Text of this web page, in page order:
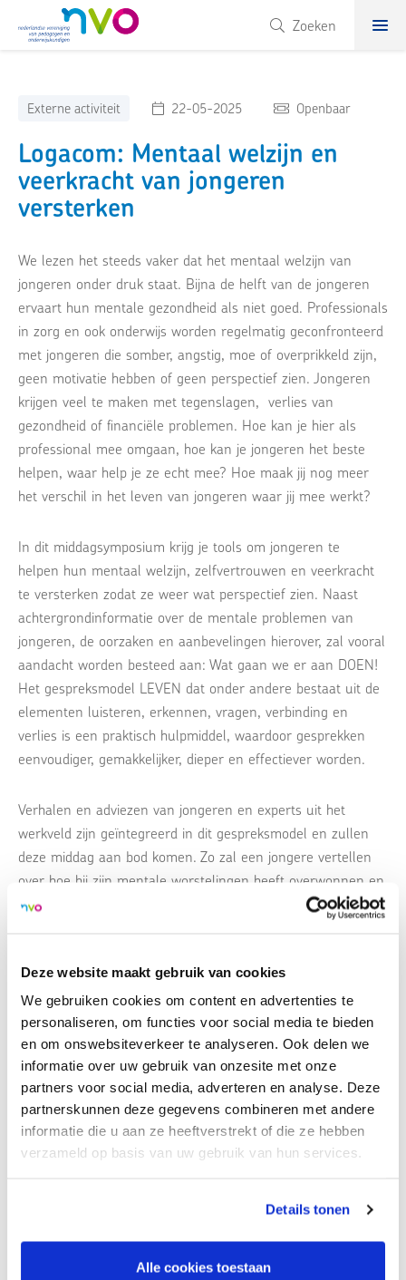
Deze website maakt gebruik van cookies
We gebruiken cookies om content en advertenties te
personaliseren, om functies voor social media te bieden
en om onswebsiteverkeer te analyseren. Ook delen we
informatie over uw gebruik van onzesite met onze
partners voor social media, adverteren en analyse. Deze
partnerskunnen deze gegevens combineren met andere
informatie die u aan ze heeftverstrekt of die ze hebben
verzameld op basis van uw gebruik van hun services.
Details tonen
Alle cookies toestaan
NVO Zoeken
Externe activiteit 22-05-2025 Openbaar
Logacom: Mentaal welzijn en
veerkracht van jongeren
versterken
We lezen het steeds vaker dat het mentaal welzijn van
jongeren onder druk staat. Bijna de helft van de jongeren
ervaart hun mentale gezondheid als niet goed. Professionals
in zorg en ook onderwijs worden regelmatig geconfronteerd
met jongeren die somber, angstig, moe of overprikkeld zijn,
geen motivatie hebben of geen perspectief zien. Jongeren
krijgen veel te maken met tegenslagen, verlies van
gezondheid of financiële problemen. Hoe kan je hier als
professional mee omgaan, hoe kan je jongeren het beste
helpen, waar help je ze echt mee? Hoe maak jij nog meer
het verschil in het leven van jongeren waar jij mee werkt?
In dit middagsymposium krijg je tools om jongeren te
helpen hun mentaal welzijn, zelfvertrouwen en veerkracht
te versterken zodat ze weer wat perspectief zien. Naast
achtergrondinformatie over de mentale problemen van
jongeren, de oorzaken en aanbevelingen hierover, zal vooral
aandacht worden besteed aan: Wat gaan we er aan DOEN!
Het gespreksmodel LEVEN dat onder andere bestaat uit de
elementen luisteren, erkennen, vragen, verbinding en
verlies is een praktisch hulpmiddel, waardoor gesprekken
eenvoudiger, gemakkelijker, dieper en effectiever worden.
Verhalen en adviezen van jongeren en experts uit het
werkveld zijn geïntegreerd in dit gespreksmodel en zullen
deze middag aan bod komen. Zo zal een jongere vertellen
over hoe hij zijn mentale worstelingen heeft overwonnen en
de workshops die hij nu geeft aan jongeren. Daarnaast zal
maken krijgen met verlies. Meer kennis hierover verhoogt
kwaliteit van leven.
Kortom een afwisselend, interactief en veelzijdige middag
waarna je met vele waardevolle inzichten en
handelingsperspectief weer naar huis gaat. Wat kan je
morgen al anders doen om bij te dragen aan een
veerkrachtige jeugd voor een toekomstige veerkrachtige
Locatie: